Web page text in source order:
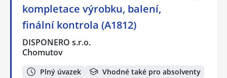
kompletace výrobku, balení,
finální kontrola (A1812)
DISPONERO s.r.o.
Chomutov
Plný úvazek Vhodné také pro absolventy